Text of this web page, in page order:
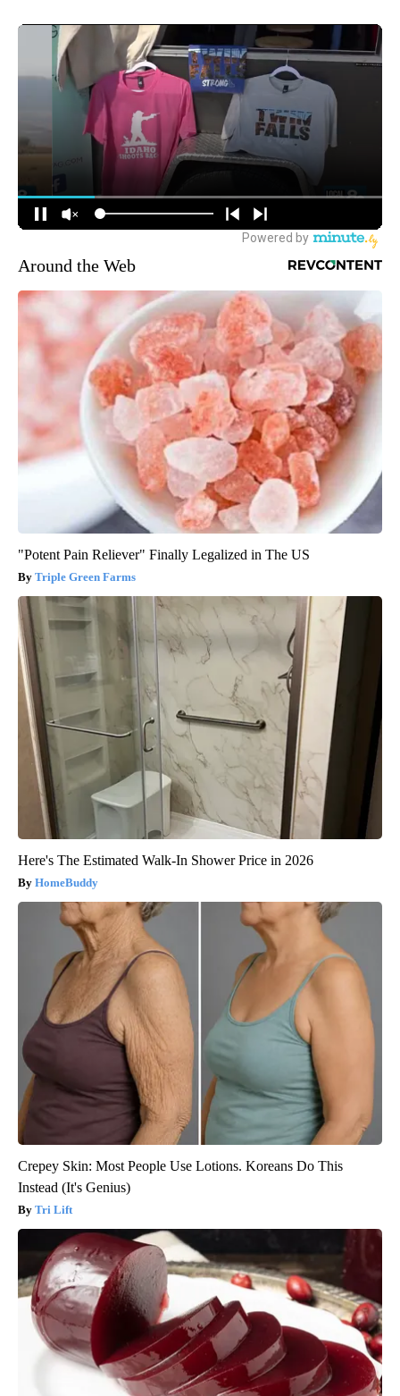
Around the Web
"Potent Pain Reliever" Finally Legalized in The US
Triple Green Farms
Here's The Estimated Walk-In Shower Price in 2026
HomeBuddy
Crepey Skin: Most People Use Lotions. Koreans Do This
Instead (It's Genius)
Tri Lift